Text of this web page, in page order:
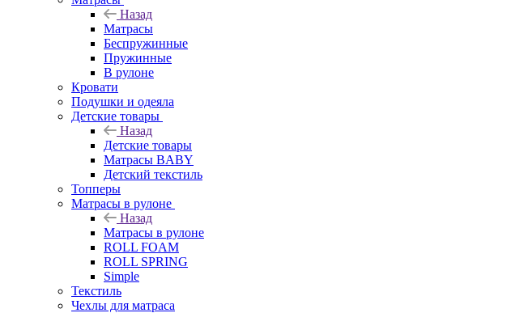
Назад
Матрасы
Беспружинные
Пружинные
В рулоне
Кровати
Подушки и одеяла
Детские товары
Назад
Детские товары
Матрасы BABY
Детский текстиль
Топперы
Матрасы в рулоне
Назад
Матрасы в рулоне
ROLL FOAM
ROLL SPRING
Simple
Текстиль
Чехлы для матраса